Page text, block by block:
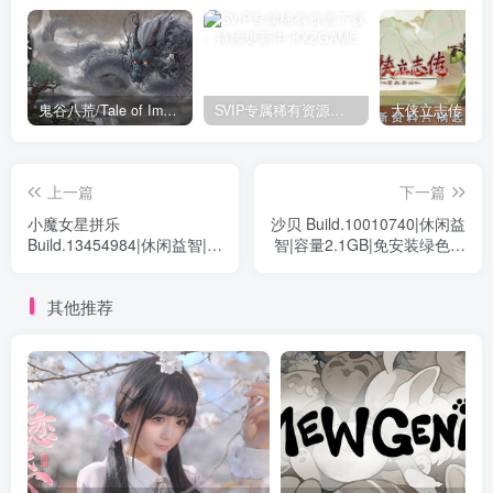
鬼谷八荒/Tale of Immortal v1.2.105.259|角色扮演|容量27.4GB|免安装绿色中文版
上一篇
小魔女星拼乐
Build.13454984|休闲益智|容
下一篇
沙贝 Build.10010740|休闲益
智|容量2.1GB|免安装绿色中
其他推荐